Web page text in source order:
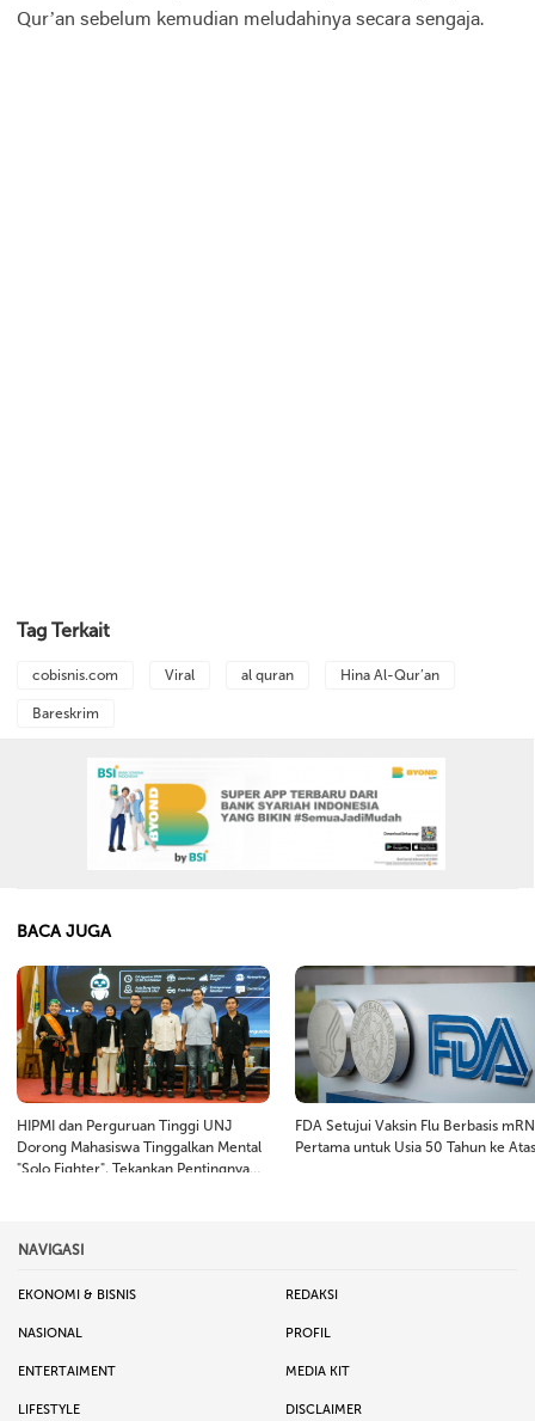
Qur’an sebelum kemudian meludahinya secara sengaja.
Tag Terkait
cobisnis.com Viral al quran Hina Al-Qur’an
Bareskrim
BACA JUGA
HIPMI dan Perguruan Tinggi UNJ
Dorong Mahasiswa Tinggalkan Mental
"Solo Fighter", Tekankan Pentingnya
FDA Setujui Vaksin Flu Berbasis
Pertama untuk Usia 50 Tahun ke Atas
NAVIGASI
EKONOMI & BISNIS REDAKSI
NASIONAL PROFIL
ENTERTAIMENT MEDIA KIT
LIFESTYLE DISCLAIMER